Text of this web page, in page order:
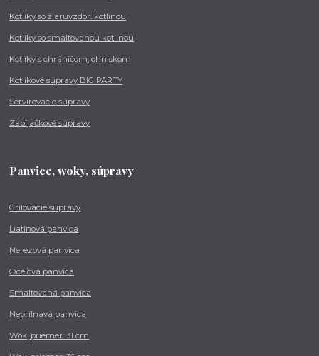
Kotlíky so žiaruvzdor. kotlinou
Kotlíky so smaltovanou kotlinou
Kotlíky s chráničom, ohniskom
Kotlíkové súpravy BIG PARTY
Servírovacie súpravy
Zabíjačkové súpravy
Panvice, woky, súpravy
Grilovacie súpravy
Liatinová panvica
Nerezová panvica
Oceľová panvica
Smaltovaná panvica
Nepriľnavá panvica
Wok, priemer: 31 cm